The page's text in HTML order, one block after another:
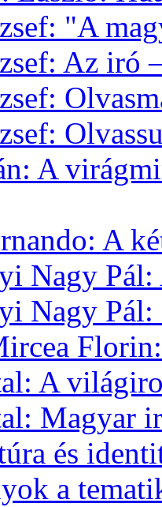
"A
Az iró
A
A
Nagy
Nagy
A
Magyar
és
a